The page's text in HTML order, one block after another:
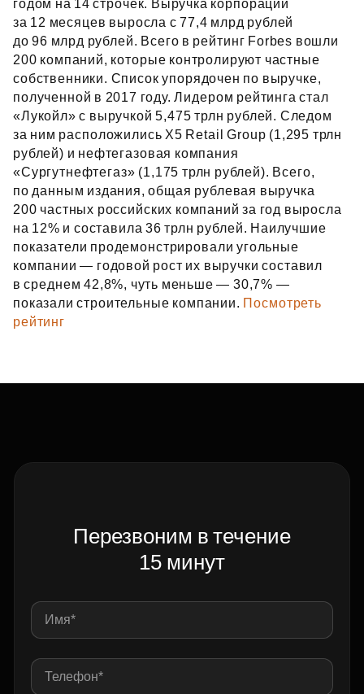
годом на 14 строчек. Выручка корпорации
за 12 месяцев выросла с 77,4 млрд рублей
до 96 млрд рублей. Всего в рейтинг Forbes вошли
200 компаний, которые контролируют частные
собственники. Список упорядочен по выручке,
полученной в 2017 году. Лидером рейтинга стал
«Лукойл» с выручкой 5,475 трлн рублей. Следом
за ним расположились X5 Retail Group (1,295 трлн
рублей) и нефтегазовая компания
«Сургутнефтегаз» (1,175 трлн рублей). Всего,
по данным издания, общая рублевая выручка
200 частных российских компаний за год выросла
на 12% и составила 36 трлн рублей. Наилучшие
показатели продемонстрировали угольные
компании — годовой рост их выручки составил
в среднем 42,8%, чуть меньше — 30,7% —
показали строительные компании. Посмотреть
рейтинг
Перезвоним в течение
15 минут